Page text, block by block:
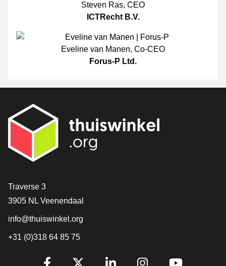
Steven Ras, CEO
ICTRecht B.V.
Eveline van Manen, Co-CEO
Forus-P Ltd.
Contact
Traverse 3
3905 NL Veenendaal
info@thuiswinkel.org
+31 (0)318 64 85 75
Volg je ons al?